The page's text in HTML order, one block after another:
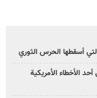
أسقطها الحرس الثوري
الأخطاء الأمريكية